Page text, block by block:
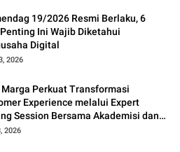
19/2026 Resmi Berlaku, 6
Ini Wajib Diketahui
Digital
2026
Perkuat Transformasi
Experience melalui Expert
Session Bersama Akademisi dan
2026